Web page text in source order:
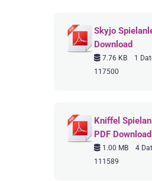
Skyjo
Download
7.76 KB
1
117500
Kniffel
PDF Download
1.00 MB
4
111589